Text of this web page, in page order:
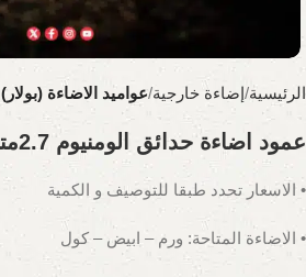
الرئيسية إضاءة خارجية عواميد الاضاءة (بولار)
عمود اضاءة حدائق الومنيوم 2.7متر
• الاسعار تحدد طبقا للتوصيف و الكمية
• الاضاءة المتاحة: ورم – ابيض – كول